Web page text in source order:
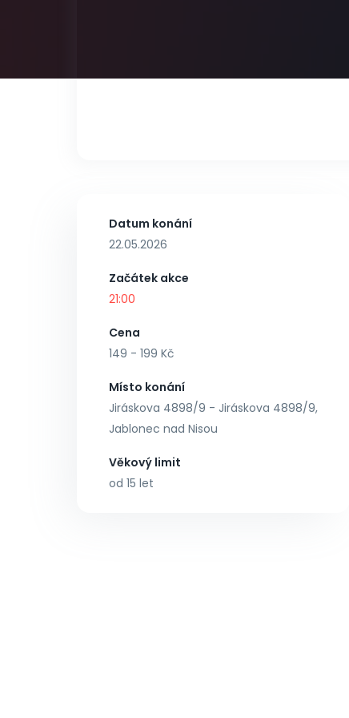
Datum konání
22.05.2026
Začátek akce
21:00
Cena
149 - 199 Kč
Místo konání
Jiráskova 4898/9 - Jiráskova 4898/9,
Jablonec nad Nisou
Věkový limit
od 15 let